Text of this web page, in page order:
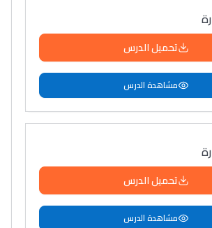
الثانوي التأهيلي
Collège au
الثانوي الإعدادي
Post-Bac
+ de 78 Sujets
Interviews/
+ de 89
تحميل الدرس
مشاهدة الدرس
تحميل الدرس
مشاهدة الدرس